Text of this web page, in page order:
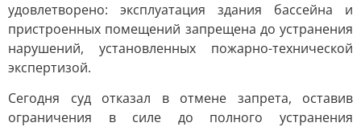
удовлетворено: эксплуатация здания бассейна и
пристроенных помещений запрещена до устранения
нарушений, установленных пожарно-технической
экспертизой.
Сегодня суд отказал в отмене запрета, оставив
ограничения в силе до полного устранения